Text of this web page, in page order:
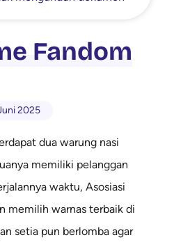
Fandom
2025
dua warung nasi
memiliki pelanggan
waktu, Asosiasi
memilih warnas terbaik di
setia pun berlomba agar